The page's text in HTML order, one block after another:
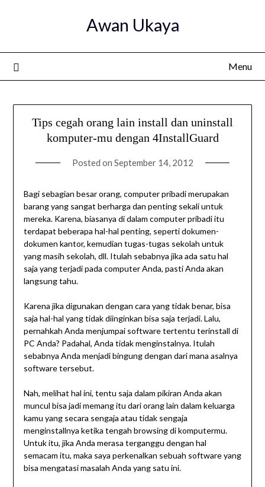
Awan Ukaya
Menu
Tips cegah orang lain install dan uninstall
komputer-mu dengan 4InstallGuard
Posted on September 14, 2012
Bagi sebagian besar orang, computer pribadi merupakan
barang yang sangat berharga dan penting sekali untuk
mereka. Karena, biasanya di dalam computer pribadi itu
terdapat beberapa hal-hal penting, seperti dokumen-
dokumen kantor, kemudian tugas-tugas sekolah untuk
yang masih sekolah, dll. Itulah sebabnya jika ada satu hal
saja yang terjadi pada computer Anda, pasti Anda akan
langsung tahu.
Karena jika digunakan dengan cara yang tidak benar, bisa
saja hal-hal yang tidak diinginkan bisa saja terjadi. Lalu,
pernahkah Anda menjumpai software tertentu terinstall di
PC Anda? Padahal, Anda tidak menginstalnya. Itulah
sebabnya Anda menjadi bingung dengan dari mana asalnya
software tersebut.
Nah, melihat hal ini, tentu saja dalam pikiran Anda akan
muncul bisa jadi memang itu dari orang lain dalam keluarga
kamu yang secara sengaja atau tidak sengaja
menginstallnya ketika tengah browsing di komputermu.
Untuk itu, jika Anda merasa terganggu dengan hal
semacam itu, maka saya perkenalkan sebuah software yang
bisa mengatasi masalah Anda yang satu ini.